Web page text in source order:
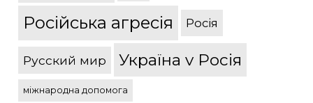
Російська агресія Росія
Русский мир Україна v Росія
міжнародна допомога